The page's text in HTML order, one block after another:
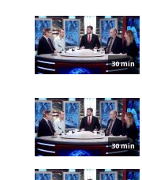
30 min
30 min